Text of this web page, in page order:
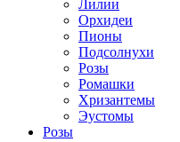
Лилии
Орхидеи
Пионы
Подсолнухи
Розы
Ромашки
Хризантемы
Эустомы
Розы